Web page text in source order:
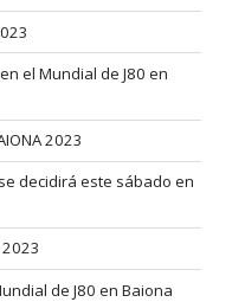
el Mundial de J80 en
2023
decidirá este sábado en
2023
de J80 en Baiona